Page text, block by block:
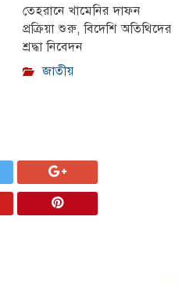
তেহরানে খামেনির দাফন
প্রক্রিয়া শুরু, বিদেশি অতিথিদের
শ্রদ্ধা নিবেদন
জাতীয়